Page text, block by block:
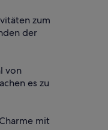
zum
der
von
es zu
mit